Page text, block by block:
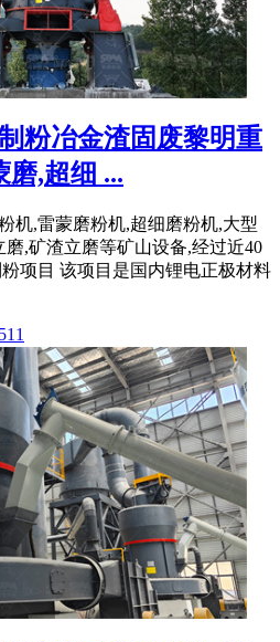
粉冶金渣固废黎明重
磨,超细 ...
机,雷蒙磨粉机,超细磨粉机,大型
,矿渣立磨等矿山设备,经过近40
项目 该项目是国内锂电正极材料